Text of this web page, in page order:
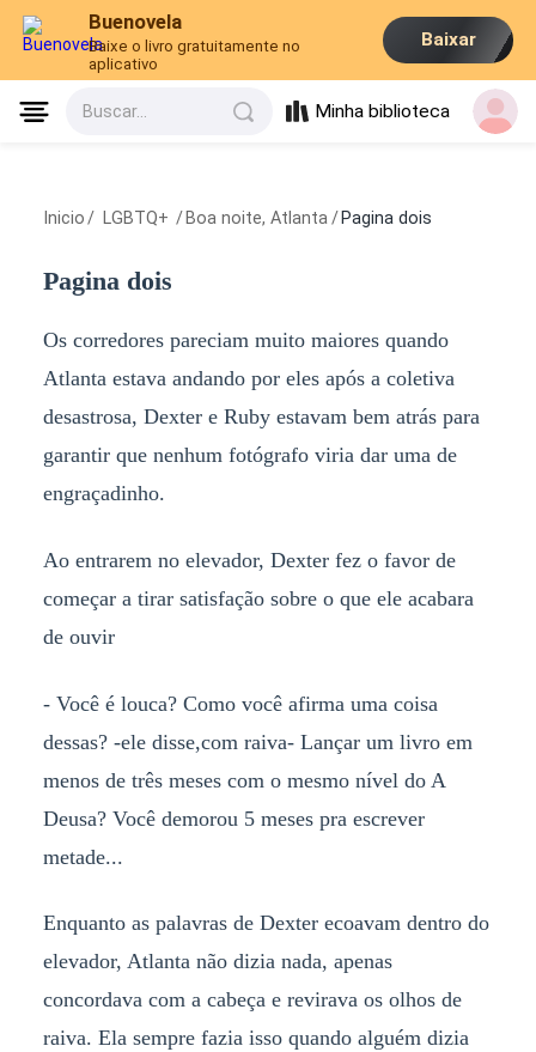
Buenovela
Baixe o livro gratuitamente no
aplicativo
Baixar
Buscar... Minha biblioteca
Inicio / LGBTQ+ / Boa noite, Atlanta / Pagina dois
Pagina dois
Os corredores pareciam muito maiores quando
Atlanta estava andando por eles após a coletiva
desastrosa, Dexter e Ruby estavam bem atrás para
garantir que nenhum fotógrafo viria dar uma de
engraçadinho.
Ao entrarem no elevador, Dexter fez o favor de
começar a tirar satisfação sobre o que ele acabara
de ouvir
- Você é louca? Como você afirma uma coisa
dessas? -ele disse,com raiva- Lançar um livro em
menos de três meses com o mesmo nível do A
Deusa? Você demorou 5 meses pra escrever
metade...
Enquanto as palavras de Dexter ecoavam dentro do
elevador, Atlanta não dizia nada, apenas
concordava com a cabeça e revirava os olhos de
raiva. Ela sempre fazia isso quando alguém dizia